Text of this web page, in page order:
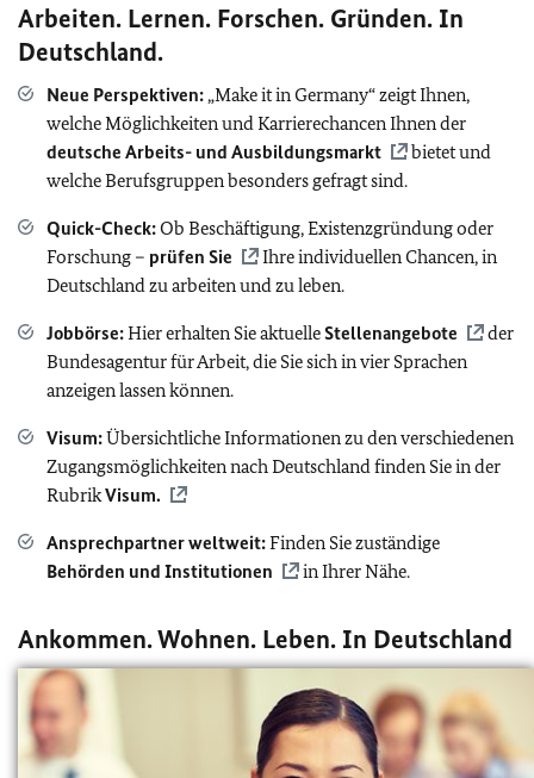
Arbeiten. Lernen. Forschen. Gründen. In
Deutschland.
Neue Perspektiven:„Make it in Germany“ zeigt Ihnen,
welche Möglichkeiten und Karrierechancen Ihnen der
deutsche Arbeits- und Ausbildungsmarkt
bietet und
welche Berufsgruppen besonders gefragt sind.
Quick-Check:Ob Beschäftigung, Existenzgründung oder
Forschung – prüfen Sie
Ihre individuellen Chancen, in
Deutschland zu arbeiten und zu leben.
Jobbörse:Hier erhalten Sie aktuelleStellenangebote
der
Bundesagentur für Arbeit, die Sie sich in vier Sprachen
anzeigen lassen können.
Visum:Übersichtliche Informationen zu den verschiedenen
Zugangsmöglichkeiten nach Deutschland finden Sie in der
RubrikVisum.
Ansprechpartner weltweit:Finden Sie zuständige
Behörden und Institutionen
in Ihrer Nähe.
Ankommen. Wohnen. Leben. In Deutschland